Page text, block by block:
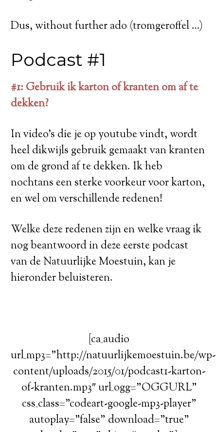
Dus, without further ado (tromgeroffel …)
Podcast #1
#1: Gebruik ik karton of kranten om af te
dekken?
In video’s die je op youtube vindt, wordt
heel dikwijls gebruik gemaakt van kranten
om de grond af te dekken. Ik heb
nochtans een sterke voorkeur voor karton,
en wel om verschillende redenen!
Welke deze redenen zijn en welke vraag ik
nog beantwoord in deze eerste podcast
van de Natuurlijke Moestuin, kan je
hieronder beluisteren.
[ca_audio
url_mp3=”http://natuurlijkemoestuin.be/wp-
content/uploads/2015/01/podcast1-karton-
of-kranten.mp3″ url_ogg=”OGGURL”
css_class=”codeart-google-mp3-player”
autoplay=”false” download=”true”